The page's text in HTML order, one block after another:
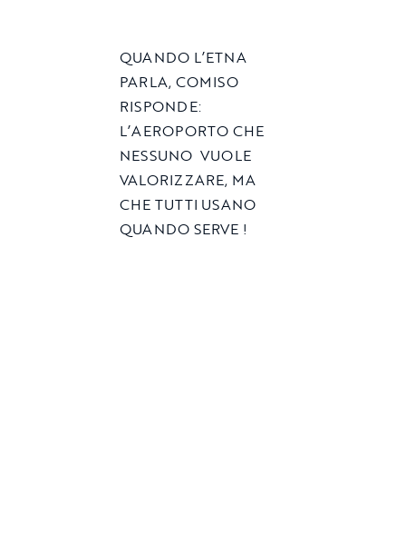
QUANDO L’ETNA
PARLA, COMISO
RISPONDE:
L’AEROPORTO CHE
NESSUNO VUOLE
VALORIZZARE, MA
CHE TUTTI USANO
QUANDO SERVE !